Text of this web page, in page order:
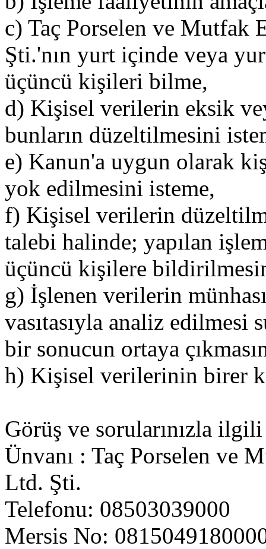
c) Taç Porselen ve Mutfak
Şti.'nın yurt içinde veya
üçüncü kişileri bilme,
d) Kişisel verilerin eksik
bunların düzeltilmesini
e) Kanun'a uygun olarak
yok edilmesini isteme,
f) Kişisel verilerin
talebi halinde; yapılan
üçüncü kişilere
g) İşlenen verilerin
vasıtasıyla analiz
bir sonucun ortaya
h) Kişisel verilerinin birer
Görüş ve sorularınızla
Ünvanı : Taç Porselen ve
Ltd. Şti.
Telefonu: 08503039000
Mersis No: